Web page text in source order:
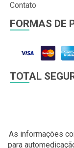
Contato
FORMAS DE
TOTAL
As informações
para